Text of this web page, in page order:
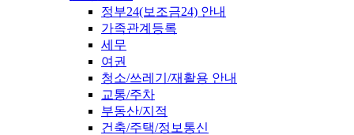
정부24(보조금24) 안내
가족관계등록
세무
여권
청소/쓰레기/재활용 안내
교통/주차
부동산/지적
건축/주택/정보통신